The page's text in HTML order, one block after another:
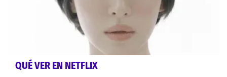
QUÉ VER EN NETFLIX